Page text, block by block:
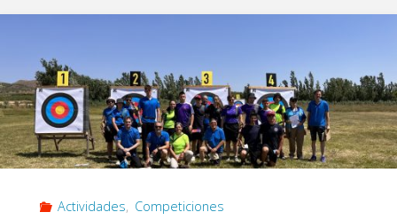
Navidad
EYPOS"
Actividades, Competiciones